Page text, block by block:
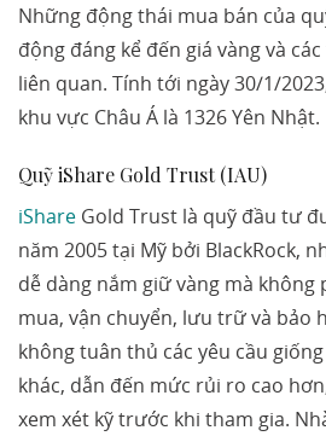
Những động thái mua bán của
động đáng kể đến giá vàng và
liên quan. Tính tới ngày 30/1/
khu vực Châu Á là 1326 Yên Nhật.
Quỹ iShare Gold Trust (IAU)
iShare Gold Trust là quỹ đầu tư
năm 2005 tại Mỹ bởi BlackRock,
dễ dàng nắm giữ vàng mà không
mua, vận chuyển, lưu trữ và bảo
không tuân thủ các yêu cầu
khác, dẫn đến mức rủi ro cao
xem xét kỹ trước khi tham gia.